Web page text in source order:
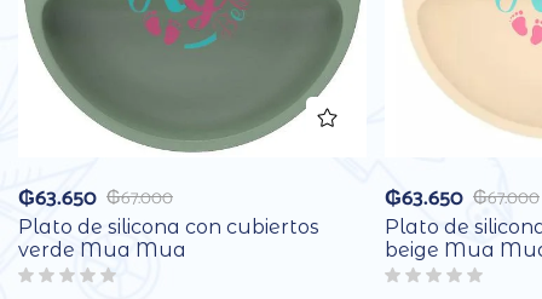
₲67.000
₲63.650
Plato de silicona con cubiertos
verde Mua Mua
₲67.000
₲63.650
Plato de
beige Mua